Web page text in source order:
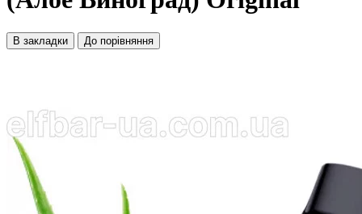
В закладки До порівняння